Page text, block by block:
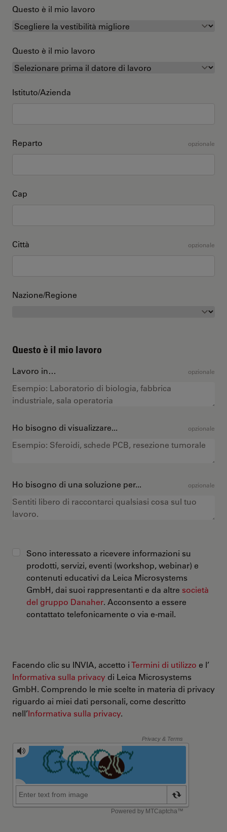
Questo è il mio lavoro
Questo è il mio lavoro
Istituto/Azienda
Reparto opzionale
Cap
Città opzionale
Nazione/Regione
Questo è il mio lavoro
Lavoro in… opzionale
Ho bisogno di visualizzare... opzionale
Ho bisogno di una soluzione per... opzionale
Sono interessato a ricevere informazioni su
prodotti, servizi, eventi (workshop, webinar) e
contenuti educativi da Leica Microsystems
GmbH, dai suoi rappresentanti e da altre società
del gruppo Danaher. Acconsento a essere
contattato telefonicamente o via e-mail.
Facendo clic su INVIA, accetto iTermini di utilizzo e l’
Informativa sulla privacy di Leica Microsystems
GmbH. Comprendo le mie scelte in materia di privacy
riguardo ai miei dati personali, come descritto
nell’Informativa sulla privacy.